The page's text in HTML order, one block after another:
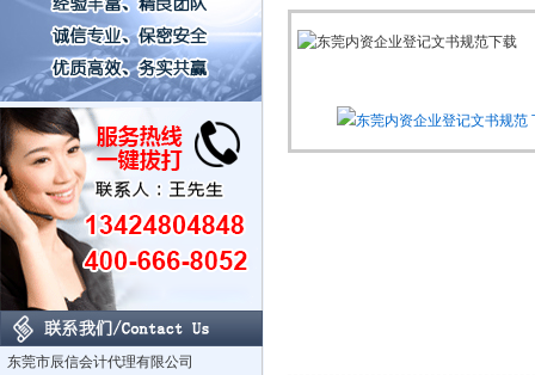
东莞市辰信会计代理有限公司
东莞内资企业登记文书规范